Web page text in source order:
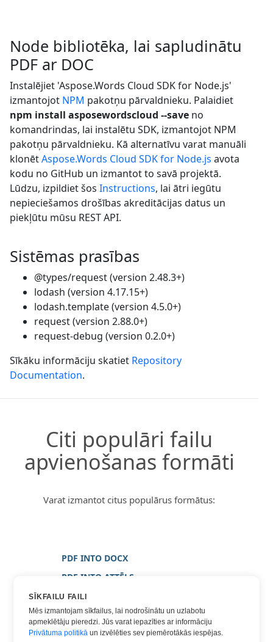
Node bibliotēka, lai sapludinātu
PDF ar DOC
Instalējiet 'Aspose.Words Cloud SDK for Node.js'
izmantojot NPM pakotņu pārvaldnieku. Palaidiet
npm install asposewordscloud --save no
komandrindas, lai instalētu SDK, izmantojot NPM
pakotņu pārvaldnieku. Kā alternatīvu varat manuāli
klonētAspose.Words Cloud SDK for Node.js avota
kodu no GitHub un izmantot to savā projektā.
Lūdzu, izpildiet šos Instructions, lai ātri iegūtu
nepieciešamos drošības akreditācijas datus un
piekļūtu mūsu REST API.
Sistēmas prasības
@types/request (version 2.48.3+)
lodash (version 4.17.15+)
lodash.template (version 4.5.0+)
request (version 2.88.0+)
request-debug (version 0.2.0+)
Sīkāku informāciju skatiet Repository
Documentation.
Citi populāri failu
apvienošanas formāti
Varat izmantot citus populārus formātus:
PDF INTO DOCX
PDF INTO ATTĒLS
PDF INTO JPG
PDF INTO PNG
PDF INTO WORD
SĪKFAILU FAILI
Mēs izmantojam sīkfailus, lai nodrošinātu un uzlabotu
apmeklētāju pieredzi. Jūs varat iepazīties ar informāciju
Privātuma politikā un izvēlēties sev piemērotākās iespējas.